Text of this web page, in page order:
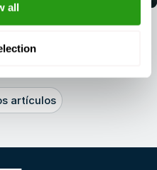
all
de la
artículos